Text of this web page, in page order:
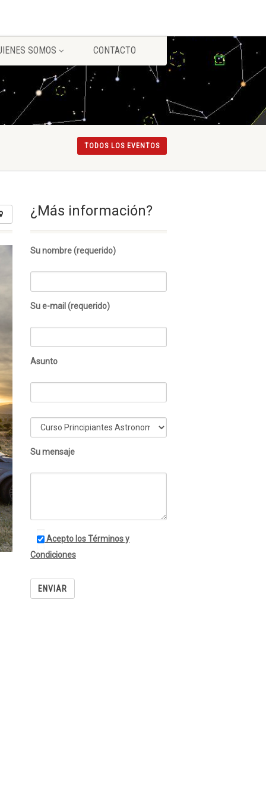
SOMOS CONTACTO
TODOS LOS EVENTOS
¿Más información?
Su nombre (requerido)
Su e-mail (requerido)
Asunto
Su mensaje
Acepto los Términos y
Condiciones